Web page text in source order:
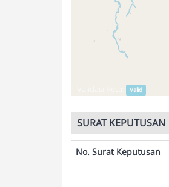
Valid
SURAT KEPUTUSAN
No. Surat Keputusan